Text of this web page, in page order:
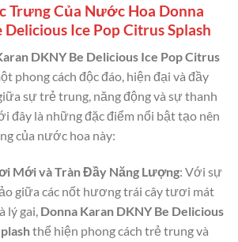
Trưng Của Nước Hoa Donna
Delicious Ice Pop Citrus Splash
DKNY Be Delicious Ice Pop Citrus
phong cách độc đáo, hiện đại và đầy
sự trẻ trung, năng động và sự thanh
đây là những đặc điểm nổi bật tạo nên
của nước hoa này:
Mới và Tràn Đầy Năng Lượng: Với sự
giữa các nốt hương trái cây tươi mát
lý gai, Donna Karan DKNY Be Delicious
thể hiện phong cách trẻ trung và